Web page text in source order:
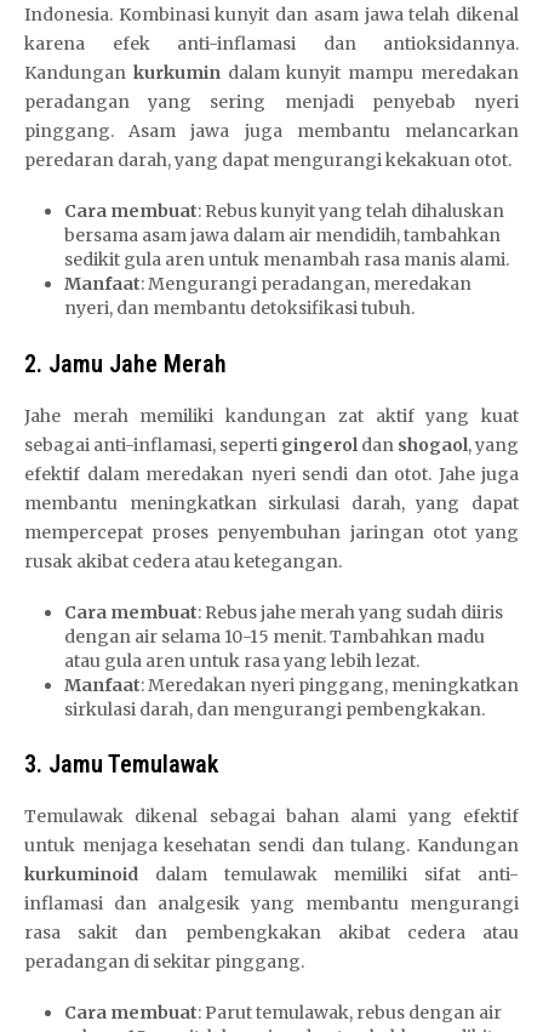
Indonesia. Kombinasi kunyit dan asam jawa telah dikenal
karena efek anti-inflamasi dan antioksidannya.
Kandungan kurkumindalam kunyit mampu meredakan
peradangan yang sering menjadi penyebab nyeri
pinggang. Asam jawa juga membantu melancarkan
peredaran darah, yang dapat mengurangi kekakuan otot.
Cara membuat: Rebus kunyit yang telah dihaluskan
bersama asam jawa dalam air mendidih, tambahkan
sedikit gula aren untuk menambah rasa manis alami.
Manfaat: Mengurangi peradangan, meredakan
nyeri, dan membantu detoksifikasi tubuh.
2. Jamu Jahe Merah
Jahe merah memiliki kandungan zat aktif yang kuat
sebagai anti-inflamasi, seperti gingerol dan shogaol, yang
efektif dalam meredakan nyeri sendi dan otot. Jahe juga
membantu meningkatkan sirkulasi darah, yang dapat
mempercepat proses penyembuhan jaringan otot yang
rusak akibat cedera atau ketegangan.
Cara membuat: Rebus jahe merah yang sudah diiris
dengan air selama 10-15 menit. Tambahkan madu
atau gula aren untuk rasa yang lebih lezat.
Manfaat: Meredakan nyeri pinggang, meningkatkan
sirkulasi darah, dan mengurangi pembengkakan.
3. Jamu Temulawak
Temulawak dikenal sebagai bahan alami yang efektif
untuk menjaga kesehatan sendi dan tulang. Kandungan
kurkuminoid dalam temulawak memiliki sifat anti-
inflamasi dan analgesik yang membantu mengurangi
rasa sakit dan pembengkakan akibat cedera atau
peradangan di sekitar pinggang.
Cara membuat: Parut temulawak, rebus dengan air